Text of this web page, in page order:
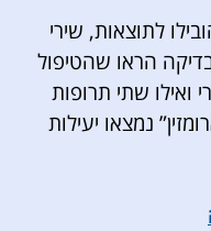
לתוצאות, שירי
הראו שהטיפול
ואילו שתי תרופות
נמצאו יעילות